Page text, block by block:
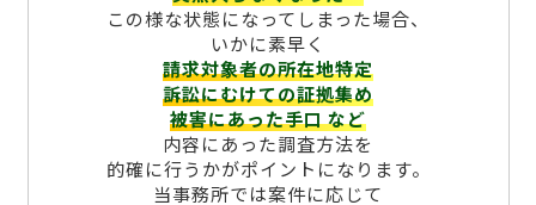
この様な状態になってしまった場合、
いかに素早く
請求対象者の所在地特定
訴訟にむけての証拠集め
被害にあった手口など
内容にあった調査方法を
的確に行うかがポイントになります。
当事務所では案件に応じて